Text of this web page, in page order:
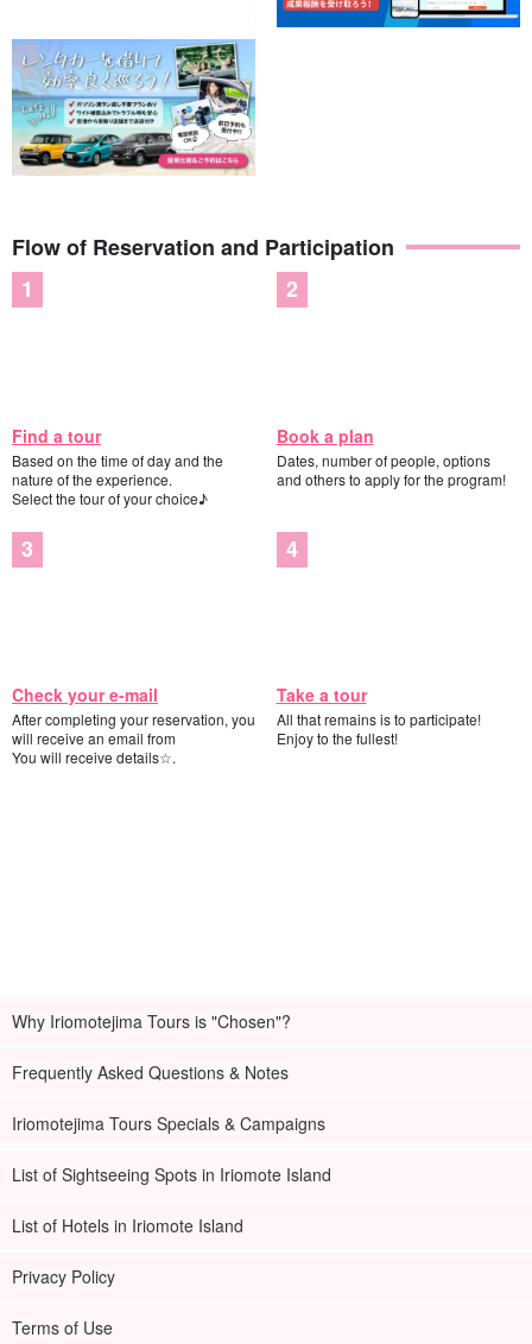
Flow of Reservation and Participation
Find a tour
Based on the time of day and the
nature of the experience.
Select the tour of your choice♪
Book a plan
Dates, number of people, options
and others to apply for the program!
Check your e-mail
After completing your reservation, you
will receive an email from
You will receive details☆.
Take a tour
All that remains is to participate!
Enjoy to the fullest!
Why Iriomotejima Tours is "Chosen"?
Frequently Asked Questions & Notes
Iriomotejima Tours Specials & Campaigns
List of Sightseeing Spots in Iriomote Island
List of Hotels in Iriomote Island
Privacy Policy
Terms of Use